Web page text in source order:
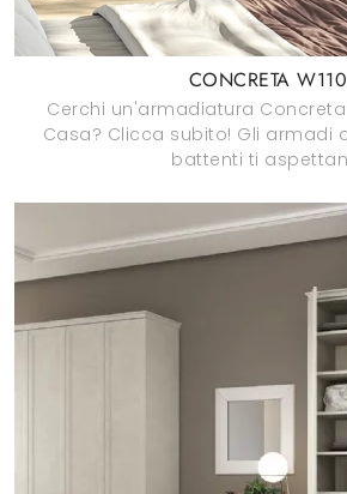
CONCRETA W110
Cerchi un'armadiatura Concreta
Casa? Clicca subito! Gli armadi
battenti ti